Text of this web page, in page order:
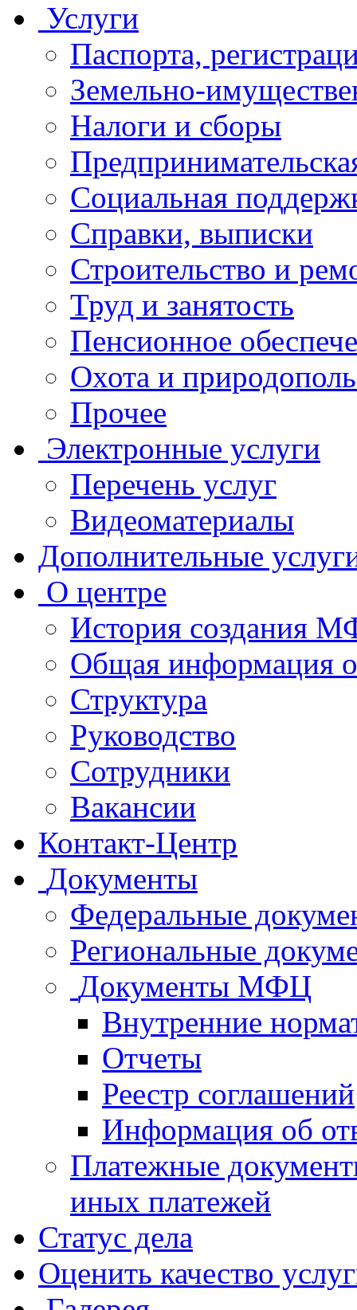
Услуги
Паспорта,
Земельно-
Налоги и сборы
Социальная
Справки, выписки
Строительство и
Труд и занятость
Пенсионное
Охота и
Прочее
Электронные услуги
Перечень услуг
Видеоматериалы
Дополнительные
О центре
История создания
Общая
Структура
Руководство
Сотрудники
Вакансии
Контакт-Центр
Документы
Федеральные
Региональные
Документы МФЦ
Внутренние
Отчеты
Реестр соглашений
Информация об
Платежные
иных платежей
Статус дела
Оценить качество